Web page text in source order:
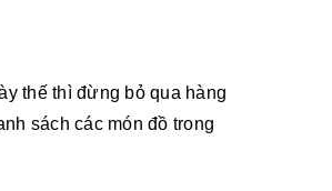
thế thì đừng bỏ qua hàng
sách các món đồ trong